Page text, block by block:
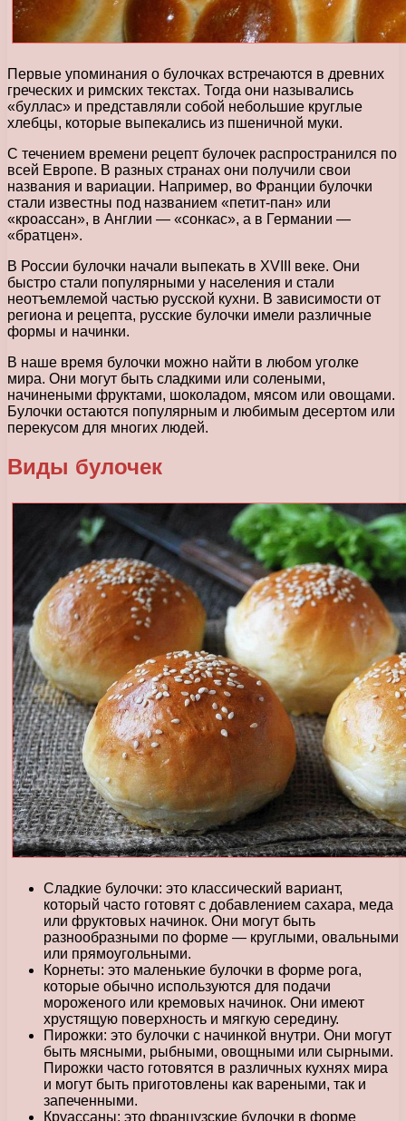
Первые упоминания о булочках встречаются в древних
греческих и римских текстах. Тогда они назывались
«буллас» и представляли собой небольшие круглые
хлебцы, которые выпекались из пшеничной муки.
С течением времени рецепт булочек распространился по
всей Европе. В разных странах они получили свои
названия и вариации. Например, во Франции булочки
стали известны под названием «петит-пан» или
«кроассан», в Англии — «сонкас», а в Германии —
«братцен».
В России булочки начали выпекать в XVIII веке. Они
быстро стали популярными у населения и стали
неотъемлемой частью русской кухни. В зависимости от
региона и рецепта, русские булочки имели различные
формы и начинки.
В наше время булочки можно найти в любом уголке
мира. Они могут быть сладкими или солеными,
начинеными фруктами, шоколадом, мясом или овощами.
Булочки остаются популярным и любимым десертом или
перекусом для многих людей.
Виды булочек
Сладкие булочки: это классический вариант,
который часто готовят с добавлением сахара, меда
или фруктовых начинок. Они могут быть
разнообразными по форме — круглыми, овальными
или прямоугольными.
Корнеты: это маленькие булочки в форме рога,
которые обычно используются для подачи
мороженого или кремовых начинок. Они имеют
хрустящую поверхность и мягкую середину.
Пирожки: это булочки с начинкой внутри. Они могут
быть мясными, рыбными, овощными или сырными.
Пирожки часто готовятся в различных кухнях мира
и могут быть приготовлены как вареными, так и
запеченными.
Круассаны: это французские булочки в форме